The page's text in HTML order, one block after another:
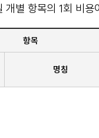
개별 항목의 1회 비
항목
명칭